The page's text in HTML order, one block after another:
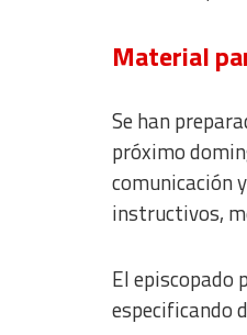
Material
Se han
próximo
comunicación
instructivos,
El episcopado
especificando
Use precise geolocation data
Identify devices based on
Non-IAB processing purposes:
Advertising